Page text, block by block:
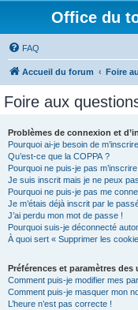
Office du
FAQ
Accueil du forum Foire
Foire aux
Problèmes de connexion et
Pourquoi ai-je besoin de
Qu’est-ce que la COPPA ?
Pourquoi ne puis-je pas
Je suis inscrit mais je ne peux
Pourquoi ne puis-je pas me
Je m’étais déjà inscrit par le
J’ai perdu mon mot de passe !
Pourquoi suis-je déconnecté
À quoi sert « Supprimer les
Préférences et paramètres des
Comment puis-je modifier mes
Comment puis-je masquer mon
L’heure n’est pas correcte !